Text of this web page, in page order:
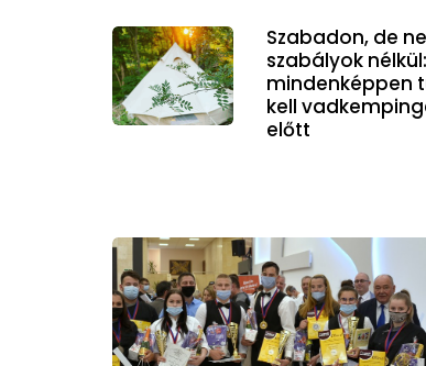
Szabadon, de
szabályok
mindenképpen
kell
előtt